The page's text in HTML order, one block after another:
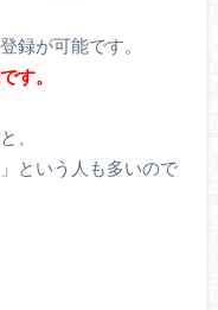
録が可能です。
す。
、
という人も多いので